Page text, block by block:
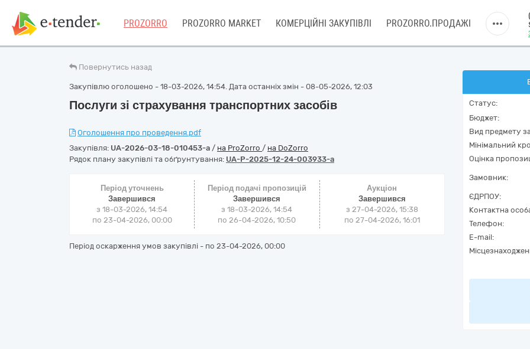
PROZORRO PROZORRO MARKET КОМЕРЦІЙНІ ЗАКУПІВЛІ PROZORRO.ПРОДАЖІ
Повернутись назад
Закупівлю оголошено - 18-03-2026, 14:54. Дата останніх змін - 08-05-2026, 12:03
Послуги зі страхування транспортних засобів
Оголошення про проведення.pdf
Закупівля: UA-2026-03-18-010453-a / на ProZorro / на DoZorro
Рядок плану закупівлі та обґрунтування: UA-P-2025-12-24-003933-a
Період уточнень
Завершився
з 18-03-2026, 14:54
по 23-04-2026, 00:00
Період подачі пропозицій
Завершився
з 18-03-2026, 14:54
по 26-04-2026, 10:50
Аукціон
Завершився
з 27-04-2026, 15:38
по 27-04-2026, 16:01
Період оскарження умов закупівлі - по 23-04-2026, 00:00
Статус:
Бюджет:
Вид предмету
Мінімальний
Оцінка
Замовник:
ЄДРПОУ:
Контактна
Телефон:
E-mail: